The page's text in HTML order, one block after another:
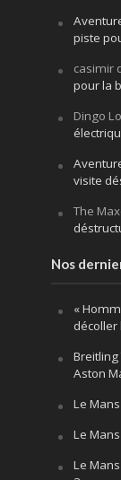
piste
casimir
pour la
Dingo
visite
The
Nos
«
décoller
Aston
Le
Le
Le